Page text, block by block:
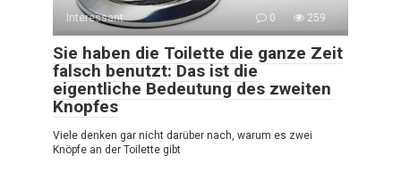
Interessant 0 259
Sie haben die Toilette die ganze Zeit
falsch benutzt: Das ist die
eigentliche Bedeutung des zweiten
Knopfes
Viele denken gar nicht darüber nach, warum es zwei
Knöpfe an der Toilette gibt